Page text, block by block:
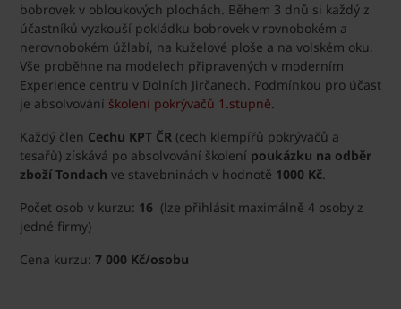
bobrovek v obloukových plochách. Během 3 dnů si každý z
účastníků vyzkouší pokládku bobrovek v rovnobokém a
nerovnobokém úžlabí, na kuželové ploše a na volském oku.
Vše proběhne na modelech připravených v moderním
Experience centru v Dolních Jirčanech. Podmínkou pro účast
je absolvování školení pokrývačů 1.stupně.
Každý člen Cechu KPT ČR (cech klempířů pokrývačů a
tesařů) získává po absolvování školení poukázku na odběr
zboží Tondach ve stavebninách v hodnotě 1000 Kč.
Počet osob v kurzu: 16 (lze přihlásit maximálně 4 osoby z
jedné firmy)
Cena kurzu: 7 000 Kč/osobu